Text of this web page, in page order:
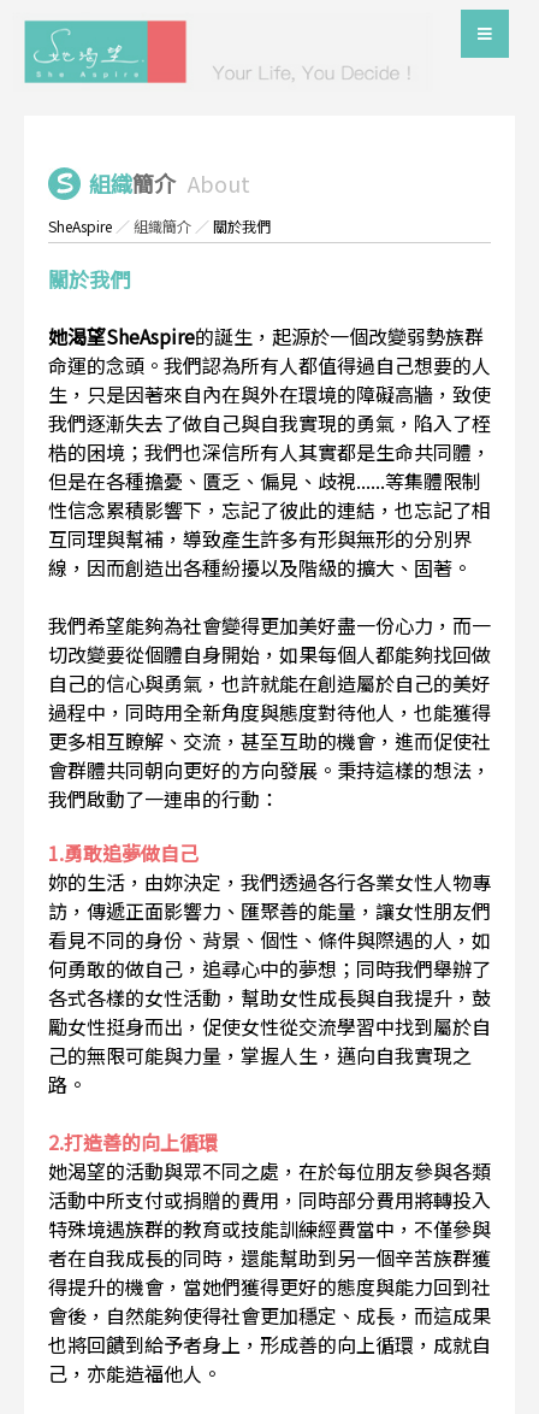
組織簡介 About
SheAspire ／組織簡介 ／關於我們
關於我們
她渴望SheAspire的誕生，起源於一個改變弱勢族群
命運的念頭。我們認為所有人都值得過自己想要的人
生，只是因著來自內在與外在環境的障礙高牆，致使
我們逐漸失去了做自己與自我實現的勇氣，陷入了桎
梏的困境；我們也深信所有人其實都是生命共同體，
但是在各種擔憂、匱乏、偏見、歧視......等集體限制
性信念累積影響下，忘記了彼此的連結，也忘記了相
互同理與幫補，導致產生許多有形與無形的分別界
線，因而創造出各種紛擾以及階級的擴大、固著。
我們希望能夠為社會變得更加美好盡一份心力，而一
切改變要從個體自身開始，如果每個人都能夠找回做
自己的信心與勇氣，也許就能在創造屬於自己的美好
過程中，同時用全新角度與態度對待他人，也能獲得
更多相互瞭解、交流，甚至互助的機會，進而促使社
會群體共同朝向更好的方向發展。秉持這樣的想法，
我們啟動了一連串的行動：
1.勇敢追夢做自己
妳的生活，由妳決定，我們透過各行各業女性人物專
訪，傳遞正面影響力、匯聚善的能量，讓女性朋友們
看見不同的身份、背景、個性、條件與際遇的人，如
何勇敢的做自己，追尋心中的夢想；同時我們舉辦了
各式各樣的女性活動，幫助女性成長與自我提升，鼓
勵女性挺身而出，促使女性從交流學習中找到屬於自
己的無限可能與力量，掌握人生，邁向自我實現之
路。
2.打造善的向上循環
她渴望的活動與眾不同之處，在於每位朋友參與各類
活動中所支付或捐贈的費用，同時部分費用將轉投入
特殊境遇族群的教育或技能訓練經費當中，不僅參與
者在自我成長的同時，還能幫助到另一個辛苦族群獲
得提升的機會，當她們獲得更好的態度與能力回到社
會後，自然能夠使得社會更加穩定、成長，而這成果
也將回饋到給予者身上，形成善的向上循環，成就自
己，亦能造福他人。